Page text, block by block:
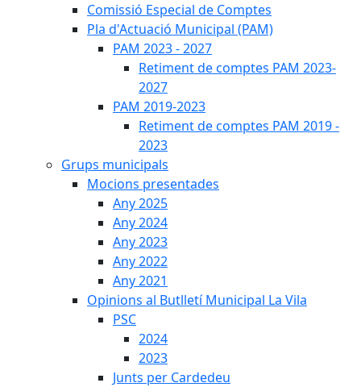
Comissió Especial de Comptes
Pla d'Actuació Municipal (PAM)
PAM 2023 - 2027
Retiment de comptes PAM 2023-
2027
PAM 2019-2023
Retiment de comptes PAM 2019 -
2023
Grups municipals
Mocions presentades
Any 2025
Any 2024
Any 2023
Any 2022
Any 2021
Opinions al Butlletí Municipal La Vila
PSC
2024
2023
Junts per Cardedeu